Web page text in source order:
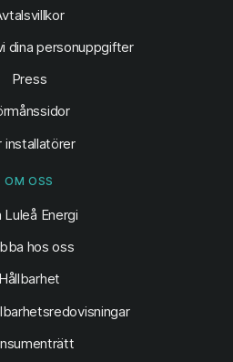
dina personuppgifter
Press
installatörer
OM OSS
Luleå Energi
hos oss
Hållbarhet